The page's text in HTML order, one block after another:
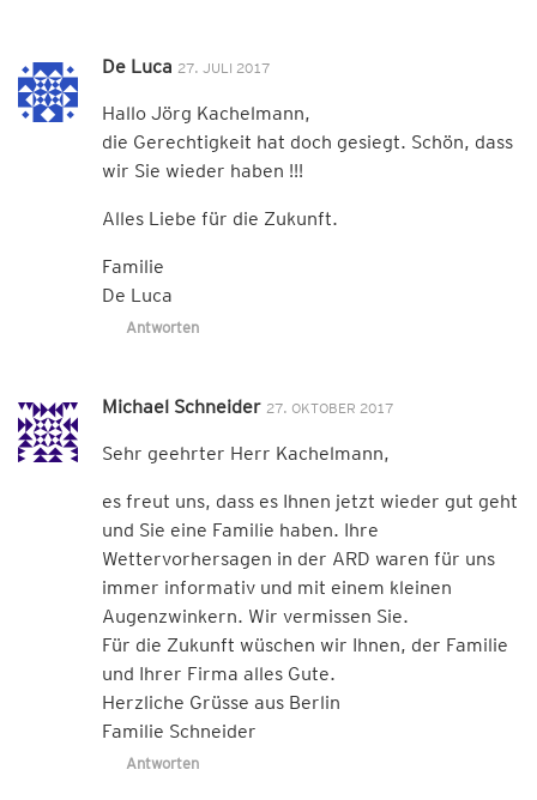
De Luca 27. JULI 2017
Hallo Jörg Kachelmann,
die Gerechtigkeit hat doch gesiegt. Schön, dass
wir Sie wieder haben !!!
Alles Liebe für die Zukunft.
Familie
De Luca
Antworten
Michael Schneider 27. OKTOBER 2017
Sehr geehrter Herr Kachelmann,
es freut uns, dass es Ihnen jetzt wieder gut geht
und Sie eine Familie haben. Ihre
Wettervorhersagen in der ARD waren für uns
immer informativ und mit einem kleinen
Augenzwinkern. Wir vermissen Sie.
Für die Zukunft wüschen wir Ihnen, der Familie
und Ihrer Firma alles Gute.
Herzliche Grüsse aus Berlin
Familie Schneider
Antworten